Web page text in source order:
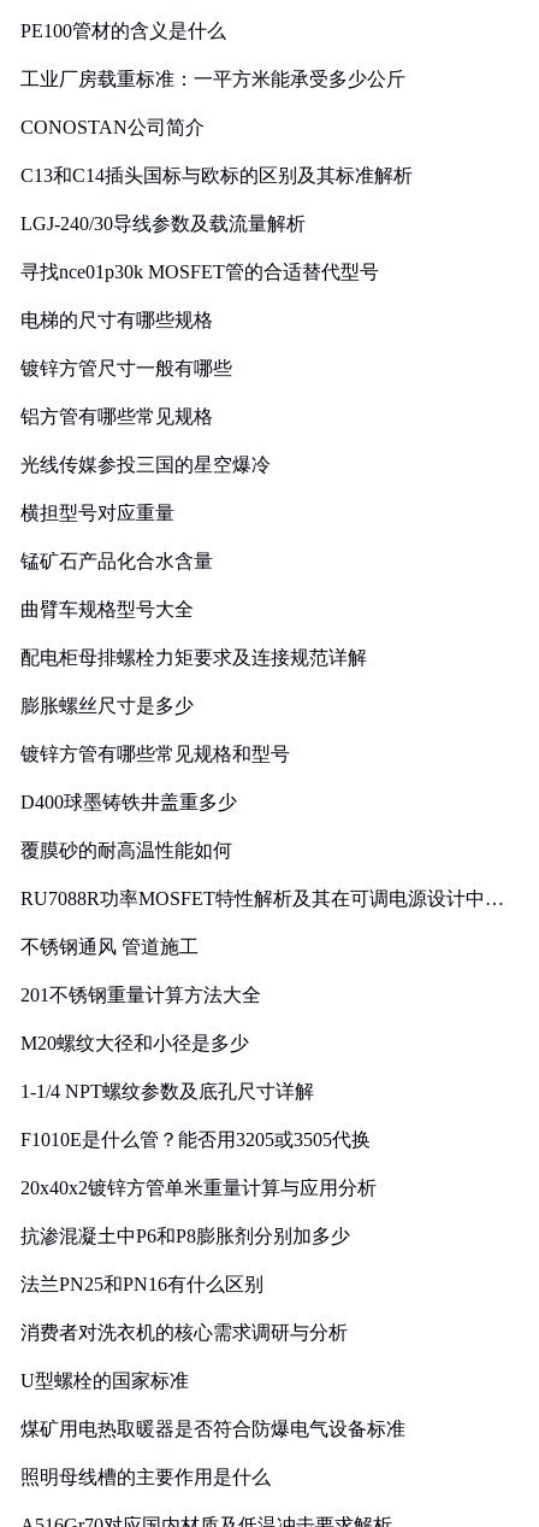
PE100管材的含义是什么
工业厂房载重标准：一平方米能承受多少公斤
CONOSTAN公司简介
C13和C14插头国标与欧标的区别及其标准解析
LGJ-240/30导线参数及载流量解析
寻找nce01p30k MOSFET管的合适替代型号
电梯的尺寸有哪些规格
镀锌方管尺寸一般有哪些
铝方管有哪些常见规格
光线传媒参投三国的星空爆冷
横担型号对应重量
锰矿石产品化合水含量
曲臂车规格型号大全
配电柜母排螺栓力矩要求及连接规范详解
膨胀螺丝尺寸是多少
镀锌方管有哪些常见规格和型号
D400球墨铸铁井盖重多少
覆膜砂的耐高温性能如何
RU7088R功率MOSFET特性解析及其在可调电源设计中的
不锈钢通风 管道施工
201不锈钢重量计算方法大全
M20螺纹大径和小径是多少
1-1/4 NPT螺纹参数及底孔尺寸详解
F1010E是什么管？能否用3205或3505代换
20x40x2镀锌方管单米重量计算与应用分析
抗渗混凝土中P6和P8膨胀剂分别加多少
法兰PN25和PN16有什么区别
消费者对洗衣机的核心需求调研与分析
U型螺栓的国家标准
煤矿用电热取暖器是否符合防爆电气设备标准
照明母线槽的主要作用是什么